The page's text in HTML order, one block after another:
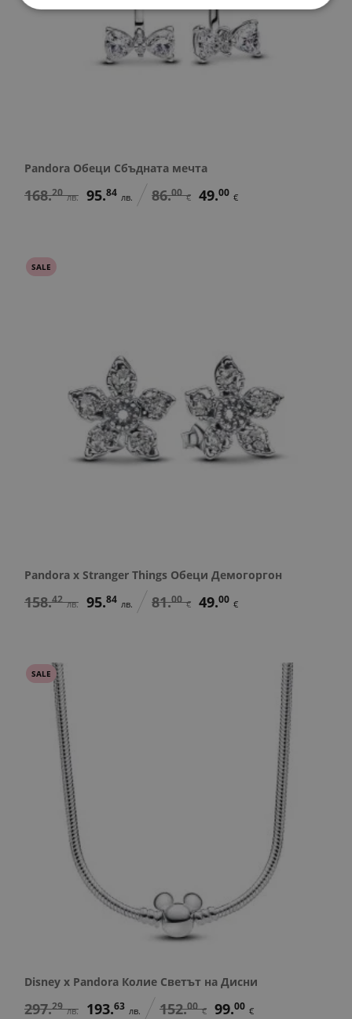
Pandora Обеци Сбъдната мечта
168.20 лв. 95.84 лв. 86.00 € 49.00 €
SALE
Pandora x Stranger Things Обеци Демогоргон
158.42 лв. 95.84 лв. 81.00 € 49.00 €
SALE
Disney x Pandora Колие Светът на Дисни
297.29 лв. 193.63 лв. 152.00 € 99.00 €